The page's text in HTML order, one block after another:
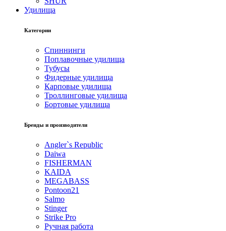
Удилища
Категории
Спиннинги
Поплавочные удилища
Тубусы
Фидерные удилища
Карповые удилища
Троллинговые удилища
Бортовые удилища
Бренды и производители
Angler`s Republic
Daiwa
FISHERMAN
KAIDA
MEGABASS
Pontoon21
Salmo
Stinger
Strike Pro
Ручная работа